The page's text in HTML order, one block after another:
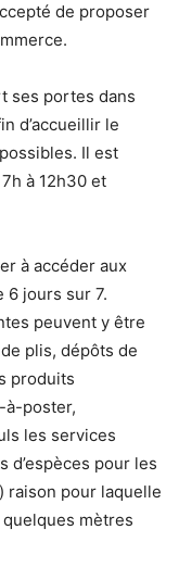
de proposer
ses portes dans
d’accueillir le
Il est
à 12h30 et
à accéder aux
6 jours sur 7.
peuvent y être
plis, dépôts de
produits
à-poster,
les services
d’espèces pour les
raison pour laquelle
mètres